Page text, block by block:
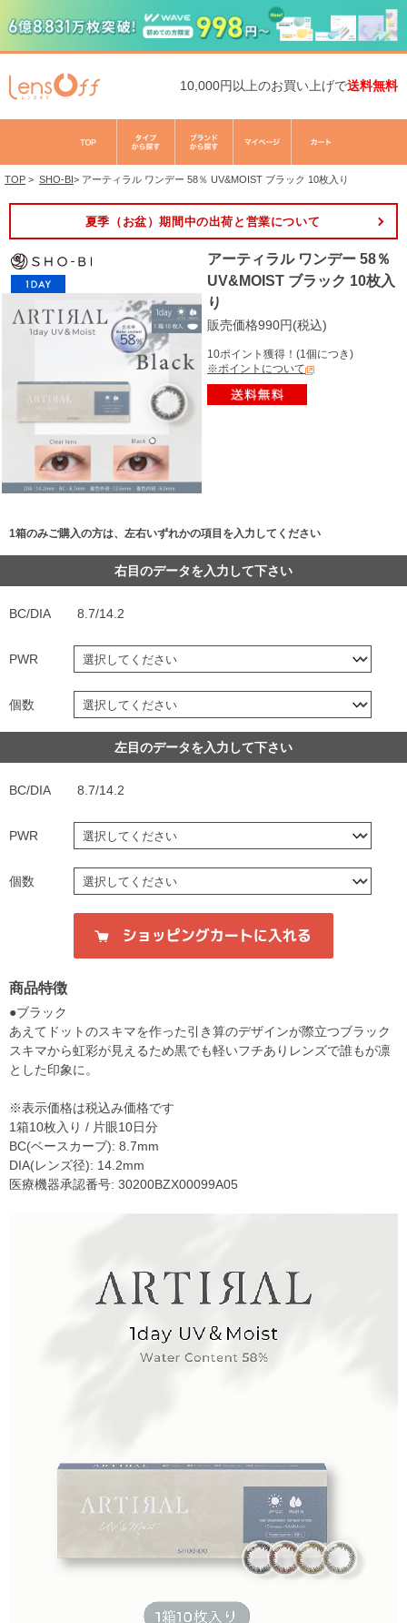
10,000円以上のお買い上げで送料無料
TOP > SHO-BI> アーティラル ワンデー 58％ UV&MOIST ブラック 10枚入り
夏季（お盆）期間中の出荷と営業について
アーティラル ワンデー 58％
UV&MOIST ブラック 10枚入
り
販売価格990円(税込)
10ポイント獲得！(1個につき)
※ポイントについて
1箱のみご購入の方は、左右いずれかの項目を入力してください
右目のデータを入力して下さい
BC/DIA 8.7/14.2
PWR
個数
左目のデータを入力して下さい
BC/DIA 8.7/14.2
PWR
個数
商品特徴
●ブラック
あえてドットのスキマを作った引き算のデザインが際立つブラック
スキマから虹彩が見えるため黒でも軽いフチありレンズで誰もが凛
とした印象に。
※表示価格は税込み価格です
1箱10枚入り / 片眼10日分
BC(ベースカーブ): 8.7mm
DIA(レンズ径): 14.2mm
医療機器承認番号: 30200BZX00099A05